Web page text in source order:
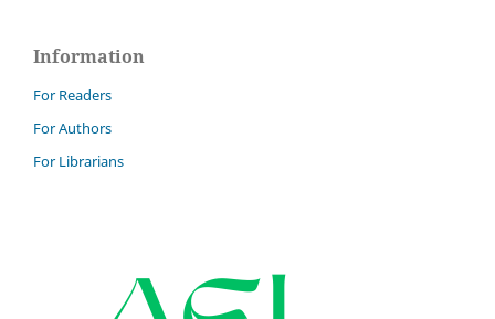
Information
For Readers
For Authors
For Librarians